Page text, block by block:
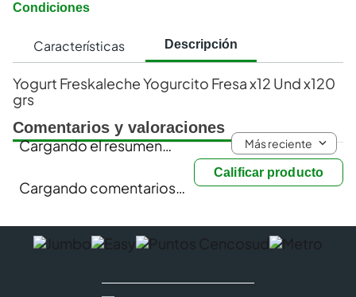
Condiciones
Características Descripción
Yogurt Freskaleche Yogurcito Fresa x12 Und x120
grs
Comentarios y valoraciones
Calificar producto
Cargando el resumen… Más reciente
Cargando comentarios…